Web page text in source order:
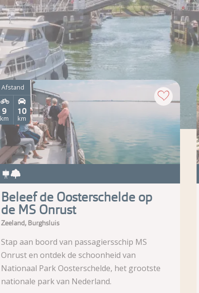
Afstand
10
km
9
km
Beleef de Oosterschelde op
de MS Onrust
Zeeland, Burghsluis
Stap aan boord van passagiersschip MS
Onrust en ontdek de schoonheid van
Nationaal Park Oosterschelde, het grootste
nationale park van Nederland.